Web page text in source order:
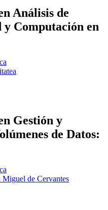
Análisis de
y Computación en
Gestión y
de Datos:
de Cervantes